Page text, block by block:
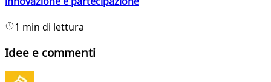
1 min di lettura
Idee e commenti